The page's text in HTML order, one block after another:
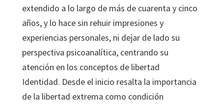
extendido a lo largo de más de cuarenta y cinco
años, y lo hace sin rehuir impresiones y
experiencias personales, ni dejar de lado su
perspectiva psicoanalítica, centrando su
atención en los conceptos de libertad
Identidad. Desde el inicio resalta la importancia
de la libertad extrema como condición